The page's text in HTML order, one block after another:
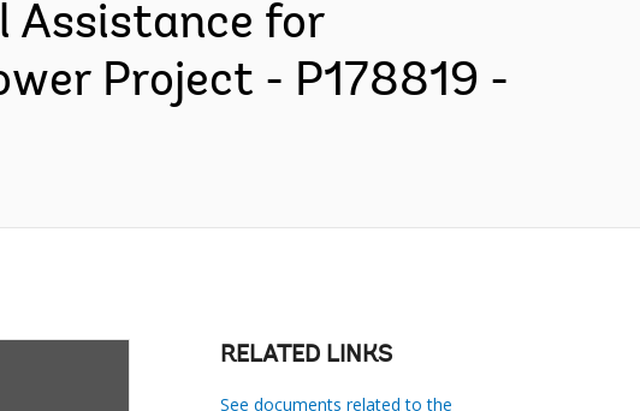
Assistance for
Project - P178819 -
RELATED LINKS
See documents related to the